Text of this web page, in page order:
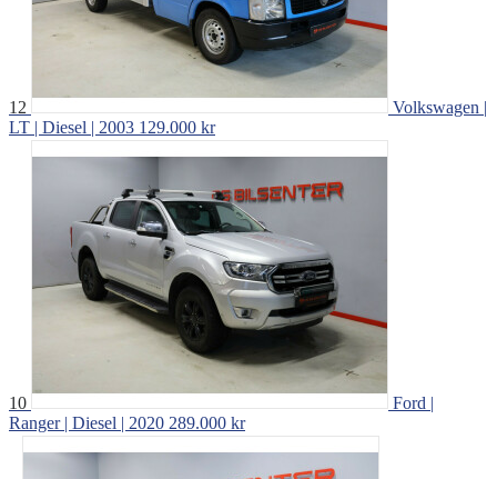
12
Volkswagen |
LT | Diesel | 2003 129.000 kr
10
Ford |
Ranger | Diesel | 2020 289.000 kr